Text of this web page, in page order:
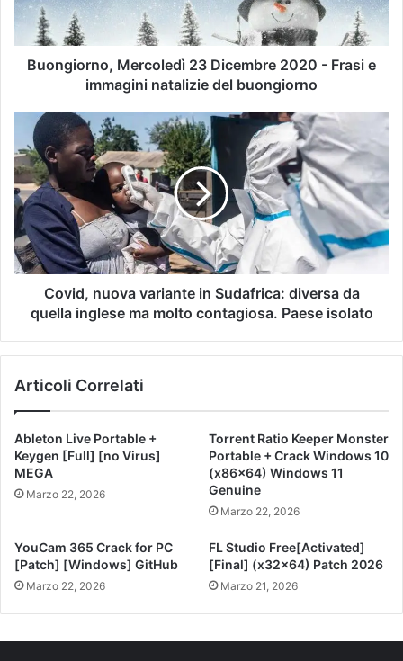
Buongiorno, Mercoledì 23 Dicembre 2020 - Frasi e
immagini natalizie del buongiorno
Covid, nuova variante in Sudafrica: diversa da
quella inglese ma molto contagiosa. Paese isolato
Articoli Correlati
Ableton Live Portable +
Keygen [Full] [no Virus]
MEGA
Marzo 22, 2026
Torrent Ratio Keeper Monster
Portable + Crack Windows 10
(x86x64) Windows 11
Genuine
Marzo 22, 2026
YouCam 365 Crack for PC
[Patch] [Windows] GitHub
Marzo 22, 2026
FL Studio Free[Activated]
[Final] (x32x64) Patch 2026
Marzo 21, 2026